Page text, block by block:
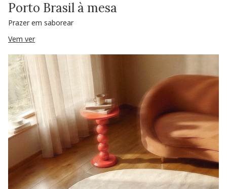
Porto Brasil à mesa
Prazer em saborear
Vem ver